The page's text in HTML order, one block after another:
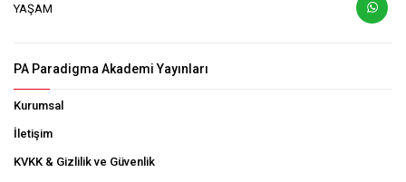
YAŞAM
PA Paradigma Akademi Yayınları
Kurumsal
İletişim
KVKK & Gizlilik ve Güvenlik